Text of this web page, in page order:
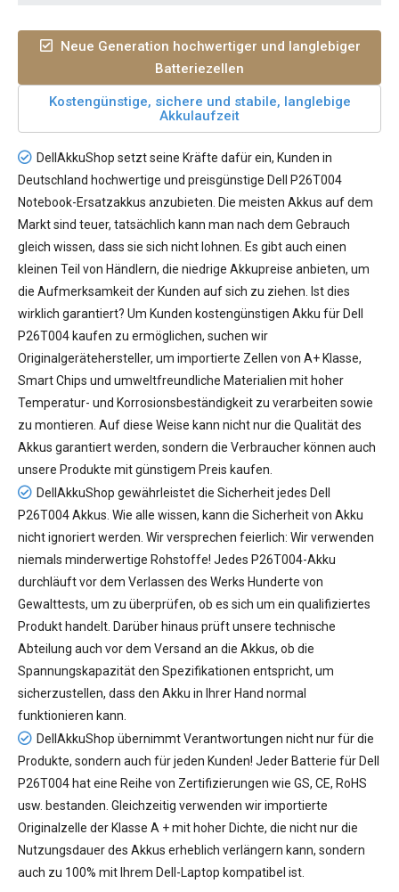
Neue Generation hochwertiger und langlebiger
Batteriezellen
Kostengünstige, sichere und stabile, langlebige
Akkulaufzeit
DellAkkuShop setzt seine Kräfte dafür ein, Kunden in
Deutschland hochwertige und preisgünstige Dell P26T004
Notebook-Ersatzakkus anzubieten. Die meisten Akkus auf dem
Markt sind teuer, tatsächlich kann man nach dem Gebrauch
gleich wissen, dass sie sich nicht lohnen. Es gibt auch einen
kleinen Teil von Händlern, die niedrige Akkupreise anbieten, um
die Aufmerksamkeit der Kunden auf sich zu ziehen. Ist dies
wirklich garantiert? Um Kunden kostengünstigen Akku für Dell
P26T004 kaufen zu ermöglichen, suchen wir
Originalgerätehersteller, um importierte Zellen von A+ Klasse,
Smart Chips und umweltfreundliche Materialien mit hoher
Temperatur- und Korrosionsbeständigkeit zu verarbeiten sowie
zu montieren. Auf diese Weise kann nicht nur die Qualität des
Akkus garantiert werden, sondern die Verbraucher können auch
unsere Produkte mit günstigem Preis kaufen.
DellAkkuShop gewährleistet die Sicherheit jedes Dell
P26T004 Akkus . Wie alle wissen, kann die Sicherheit von Akku
nicht ignoriert werden. Wir versprechen feierlich: Wir verwenden
niemals minderwertige Rohstoffe! Jedes P26T004-Akku
durchläuft vor dem Verlassen des Werks Hunderte von
Gewalttests, um zu überprüfen, ob es sich um ein qualifiziertes
Produkt handelt. Darüber hinaus prüft unsere technische
Abteilung auch vor dem Versand an die Akkus, ob die
Spannungskapazität den Spezifikationen entspricht, um
sicherzustellen, dass den Akku in Ihrer Hand normal
funktionieren kann.
DellAkkuShop übernimmt Verantwortungen nicht nur für die
Produkte, sondern auch für jeden Kunden! Jeder Batterie für Dell
P26T004 hat eine Reihe von Zertifizierungen wie GS, CE, RoHS
usw. bestanden. Gleichzeitig verwenden wir importierte
Originalzelle der Klasse A + mit hoher Dichte, die nicht nur die
Nutzungsdauer des Akkus erheblich verlängern kann, sondern
auch zu 100% mit Ihrem Dell-Laptop kompatibel ist.